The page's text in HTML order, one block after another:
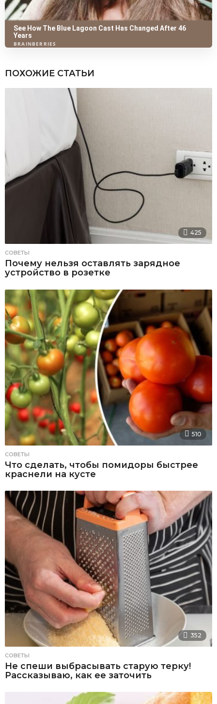
ПОХОЖИЕ СТАТЬИ
425
СОВЕТЫ
Почему нельзя оставлять зарядное
устройство в розетке
510
СОВЕТЫ
Что сделать, чтобы помидоры быстрее
краснели на кусте
352
СОВЕТЫ
Не спеши выбрасывать старую терку!
Рассказываю, как ее заточить